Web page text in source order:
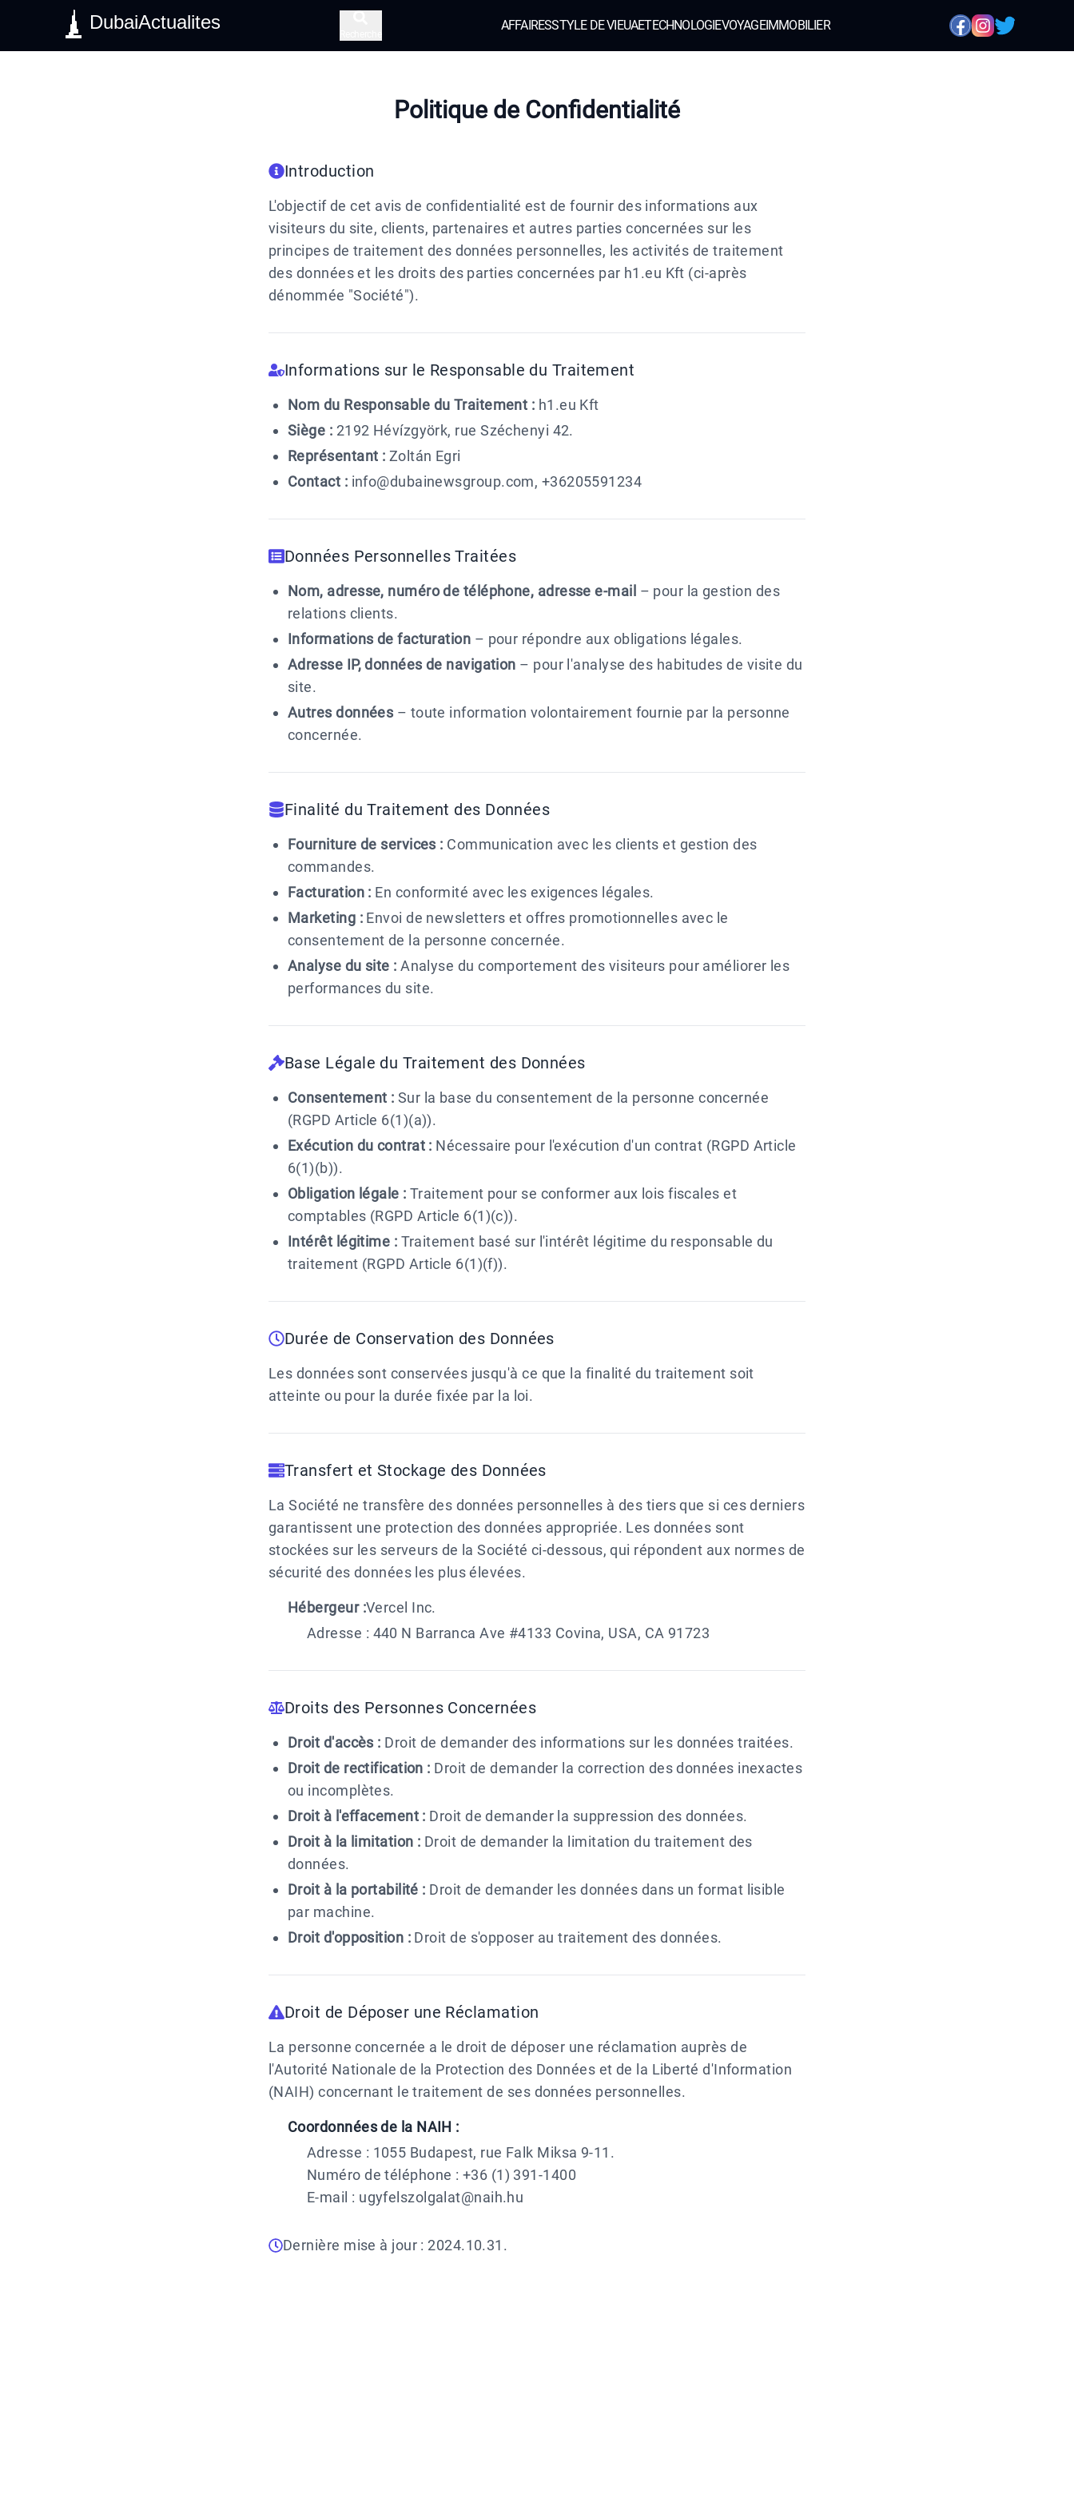
DubaiActualites AFFAIRESSTYLE DE VIEUAETECHNOLOGIEVOYAGEIMMOBILIER
Politique de Confidentialité
Introduction
L'objectif de cet avis de confidentialité est de fournir des informations aux
visiteurs du site, clients, partenaires et autres parties concernées sur les
principes de traitement des données personnelles, les activités de traitement
des données et les droits des parties concernées par h1.eu Kft (ci-après
dénommée "Société").
Informations sur le Responsable du Traitement
Nom du Responsable du Traitement : h1.eu Kft
Siège : 2192 Hévízgyörk, rue Széchenyi 42.
Représentant : Zoltán Egri
Contact : info@dubainewsgroup.com, +36205591234
Données Personnelles Traitées
Nom, adresse, numéro de téléphone, adresse e-mail – pour la gestion des
relations clients.
Informations de facturation – pour répondre aux obligations légales.
Adresse IP, données de navigation – pour l'analyse des habitudes de visite du
site.
Autres données – toute information volontairement fournie par la personne
concernée.
Finalité du Traitement des Données
Fourniture de services : Communication avec les clients et gestion des
commandes.
Facturation : En conformité avec les exigences légales.
Marketing :Envoi de newsletters et offres promotionnelles avec le
consentement de la personne concernée.
Analyse du site : Analyse du comportement des visiteurs pour améliorer les
performances du site.
Base Légale du Traitement des Données
Consentement : Sur la base du consentement de la personne concernée
(RGPD Article 6(1)(a)).
Exécution du contrat : Nécessaire pour l'exécution d'un contrat (RGPD Article
6(1)(b)).
Obligation légale : Traitement pour se conformer aux lois fiscales et
comptables (RGPD Article 6(1)(c)).
Intérêt légitime : Traitement basé sur l'intérêt légitime du responsable du
traitement (RGPD Article 6(1)(f)).
Durée de Conservation des Données
Les données sont conservées jusqu'à ce que la finalité du traitement soit
atteinte ou pour la durée fixée par la loi.
Transfert et Stockage des Données
La Société ne transfère des données personnelles à des tiers que si ces derniers
garantissent une protection des données appropriée. Les données sont
stockées sur les serveurs de la Société ci-dessous, qui répondent aux normes de
sécurité des données les plus élevées.
Hébergeur :Vercel Inc.
Adresse : 440 N Barranca Ave #4133 Covina, USA, CA 91723
Droits des Personnes Concernées
Droit d'accès : Droit de demander des informations sur les données traitées.
Droit de rectification : Droit de demander la correction des données inexactes
ou incomplètes.
Droit à l'effacement : Droit de demander la suppression des données.
Droit à la limitation : Droit de demander la limitation du traitement des
données.
Droit à la portabilité : Droit de demander les données dans un format lisible
par machine.
Droit d'opposition : Droit de s'opposer au traitement des données.
Droit de Déposer une Réclamation
La personne concernée a le droit de déposer une réclamation auprès de
l'Autorité Nationale de la Protection des Données et de la Liberté d'Information
(NAIH) concernant le traitement de ses données personnelles.
Coordonnées de la NAIH :
Adresse : 1055 Budapest, rue Falk Miksa 9-11.
Numéro de téléphone : +36 (1) 391-1400
E-mail : ugyfelszolgalat@naih.hu
Dernière mise à jour : 2024.10.31.